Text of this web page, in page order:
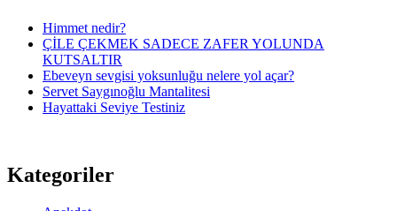
Himmet nedir?
ÇİLE ÇEKMEK SADECE ZAFER YOLUNDA
KUTSALTIR
Ebeveyn sevgisi yoksunluğu nelere yol açar?
Servet Saygınoğlu Mantalitesi
Hayattaki Seviye Testiniz
Kategoriler